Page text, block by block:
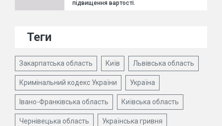
підвищення вартості.
Теги
Закарпатська область Київ Львівська область
Кримінальний кодекс України Україна
Івано-Франківська область Київська область
Чернівецька область Українська гривня